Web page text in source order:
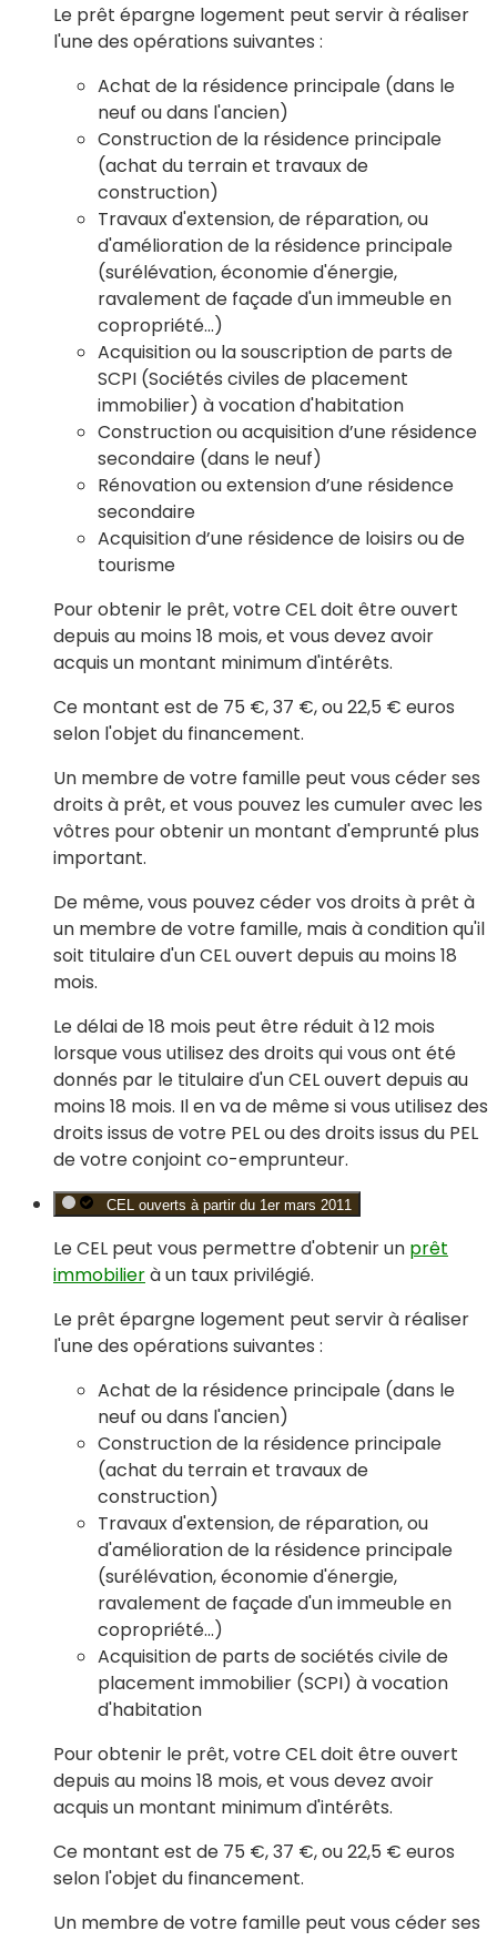
Le prêt épargne logement peut servir à réaliser
l'une des opérations suivantes :
Achat de la résidence principale (dans le
neuf ou dans l'ancien)
Construction de la résidence principale
(achat du terrain et travaux de
construction)
Travaux d'extension, de réparation, ou
d'amélioration de la résidence principale
(surélévation, économie d'énergie,
ravalement de façade d'un immeuble en
copropriété...)
Acquisition ou la souscription de parts de
SCPI (Sociétés civiles de placement
immobilier) à vocation d'habitation
Construction ou acquisition d’une résidence
secondaire (dans le neuf)
Rénovation ou extension d’une résidence
secondaire
Acquisition d’une résidence de loisirs ou de
tourisme
Pour obtenir le prêt, votre CEL doit être ouvert
depuis au moins 18 mois, et vous devez avoir
acquis un montant minimum d'intérêts.
Ce montant est de 75 €,37 €, ou22,5 € euros
selon l'objet du financement.
Un membre de votre famille peut vous céder ses
droits à prêt, et vous pouvez les cumuler avec les
vôtres pour obtenir un montant d'emprunté plus
important.
De même, vous pouvez céder vos droits à prêt à
un membre de votre famille, mais à condition qu'il
soit titulaire d'un CEL ouvert depuis au moins 18
mois.
Le délai de 18 mois peut être réduit à 12 mois
lorsque vous utilisez des droits qui vous ont été
donnés par le titulaire d'un CEL ouvert depuis au
moins 18 mois. Il en va de même si vous utilisez des
droits issus de votre PEL ou des droits issus du PEL
de votre conjoint co-emprunteur.
CEL ouverts à partir du 1er mars 2011
Le CEL peut vous permettre d'obtenir un prêt
immobilierà un taux privilégié.
Le prêt épargne logement peut servir à réaliser
l'une des opérations suivantes :
Achat de la résidence principale (dans le
neuf ou dans l'ancien)
Construction de la résidence principale
(achat du terrain et travaux de
construction)
Travaux d'extension, de réparation, ou
d'amélioration de la résidence principale
(surélévation, économie d'énergie,
ravalement de façade d'un immeuble en
copropriété...)
Acquisition de parts de sociétés civile de
placement immobilier (SCPI) à vocation
d'habitation
Pour obtenir le prêt, votre CEL doit être ouvert
depuis au moins 18 mois, et vous devez avoir
acquis un montant minimum d'intérêts.
Ce montant est de 75 €,37 €, ou22,5 € euros
selon l'objet du financement.
Un membre de votre famille peut vous céder ses